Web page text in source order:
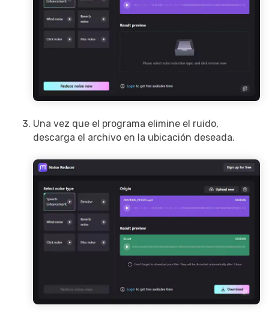
Una vez que el programa elimine el ruido,
descarga el archivo en la ubicación deseada.